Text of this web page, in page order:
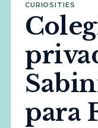
CURIOSITIES
para